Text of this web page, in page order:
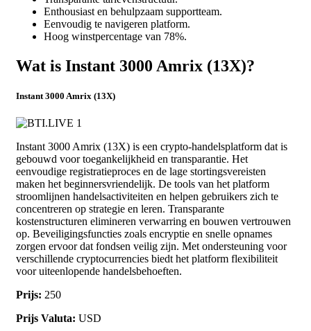
Enthousiast en behulpzaam supportteam.
Eenvoudig te navigeren platform.
Hoog winstpercentage van 78%.
Wat is Instant 3000 Amrix (13X)?
Instant 3000 Amrix (13X)
Instant 3000 Amrix (13X) is een crypto-handelsplatform dat is
gebouwd voor toegankelijkheid en transparantie. Het
eenvoudige registratieproces en de lage stortingsvereisten
maken het beginnersvriendelijk. De tools van het platform
stroomlijnen handelsactiviteiten en helpen gebruikers zich te
concentreren op strategie en leren. Transparante
kostenstructuren elimineren verwarring en bouwen vertrouwen
op. Beveiligingsfuncties zoals encryptie en snelle opnames
zorgen ervoor dat fondsen veilig zijn. Met ondersteuning voor
verschillende cryptocurrencies biedt het platform flexibiliteit
voor uiteenlopende handelsbehoeften.
Prijs: 250
Prijs Valuta: USD